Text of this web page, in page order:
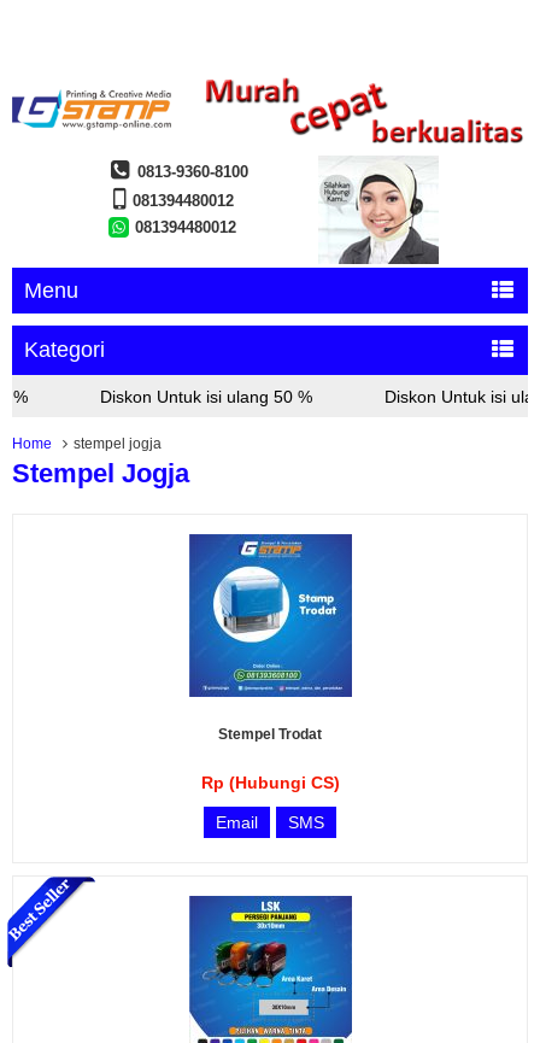
0813-9360-8100
081394480012
081394480012
Menu
Kategori
Diskon Untuk isi ulang 50 % Diskon Untuk isi
Home stempel jogja
Stempel Jogja
Stempel Trodat
Rp (Hubungi CS)
Email SMS